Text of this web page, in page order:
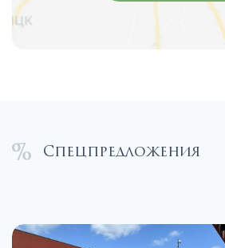
Спецпредложения